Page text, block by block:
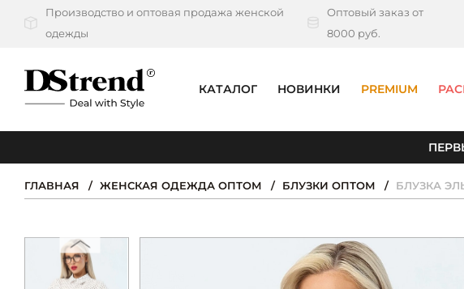
Производство и оптовая продажа женской
одежды
Оптовый заказ от
8000 руб.
КАТАЛОГ НОВИНКИ PREMIUM
КАТАЛОГ
НОВИНКИ
PREMIUM
РАСПРОДАЖА
ГЛАВНАЯ ЖЕНСКАЯ ОДЕЖДА ОПТОМ БЛУЗКИ ОПТОМ БЛУЗКА